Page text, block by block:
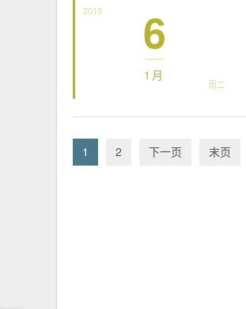
2015 6
1月
周二
1 2 下一页 末页